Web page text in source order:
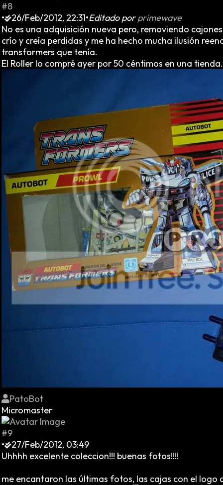
#8
•
26/Feb/2012, 22:31•Editado porprimewave
No es una adquisición nueva pero, removiendo
crío y creía perdidas y me ha hecho mucha ilusión
transformers que tenía.
El Roller lo compré ayer por 50 céntimos en una tienda.
PatoBot
Micromaster
#9
•
27/Feb/2012, 03:49
Uhhhh excelente coleccion!!! buenas fotos!!!!
me encantaron las últimas fotos, las cajas con el logo